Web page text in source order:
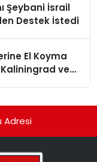
Şeybani İsrail
Destek İstedi
El Koyma
Kaliningrad ve
Adresi